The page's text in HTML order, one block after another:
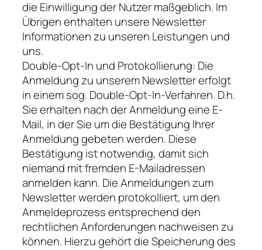
die Einwilligung der Nutzer maßgeblich. Im
Übrigen enthalten unsere Newsletter
Informationen zu unseren Leistungen und
uns.
Double-Opt-In und Protokollierung: Die
Anmeldung zu unserem Newsletter erfolgt
in einem sog. Double-Opt-In-Verfahren. D.h.
Sie erhalten nach der Anmeldung eine E-
Mail, in der Sie um die Bestätigung Ihrer
Anmeldung gebeten werden. Diese
Bestätigung ist notwendig, damit sich
niemand mit fremden E-Mailadressen
anmelden kann. Die Anmeldungen zum
Newsletter werden protokolliert, um den
Anmeldeprozess entsprechend den
rechtlichen Anforderungen nachweisen zu
können. Hierzu gehört die Speicherung des